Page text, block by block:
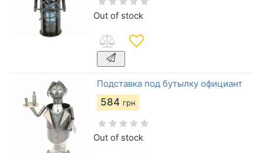
Out of stock
Подставка под бутылку официант
584 грн
Out of stock